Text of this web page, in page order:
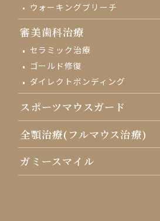
ウォーキングブリーチ
審美歯科治療
セラミック治療
ゴールド修復
ダイレクトボンディング
スポーツマウスガード
全顎治療(フルマウス治療)
ガミースマイル